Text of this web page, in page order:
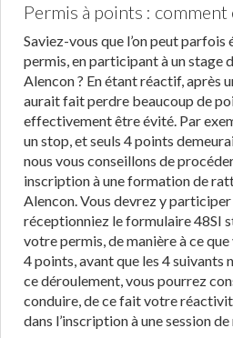
Permis à points :
Saviez-vous que l’on peut
permis, en participant à un stage
Alencon ? En étant réactif, après
aurait fait perdre beaucoup de
effectivement être évité. Par
un stop, et seuls 4 points
nous vous conseillons de
inscription à une formation de
Alencon. Vous devrez y participer
réceptionniez le formulaire 48SI
votre permis, de manière à ce
4 points, avant que les 4 suivants
ce déroulement, vous pourrez
conduire, de ce fait votre
dans l’inscription à une session